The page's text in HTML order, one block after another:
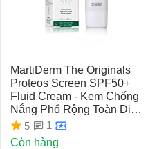
MartiDerm The Originals
Proteos Screen SPF50+
Fluid Cream - Kem Chống
Nắng Phổ Rộng Toàn Diện
Ngừa Lão Hóa, Nám Da
5
1
Còn hàng